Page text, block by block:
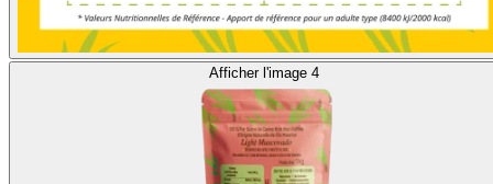
Afficher l'image 4